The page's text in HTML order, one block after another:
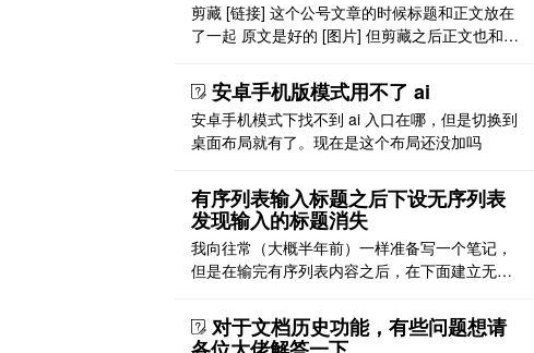
剪藏 [链接] 这个公号文章的时候标题和正文放在
了一起 原文是好的 [图片] 但剪藏之后正文也和标
安卓手机版模式用不了 ai
安卓手机模式下找不到 ai 入口在哪，但是切换到
桌面布局就有了。现在是这个布局还没加吗
有序列表输入标题之后下设无序列表
发现输入的标题消失
我向往常（大概半年前）一样准备写一个笔记，
但是在输完有序列表内容之后，在下面建立无序
题，是版本更新的 bug 吗 [图片][图片] [图片]
对于文档历史功能，有些问题想请